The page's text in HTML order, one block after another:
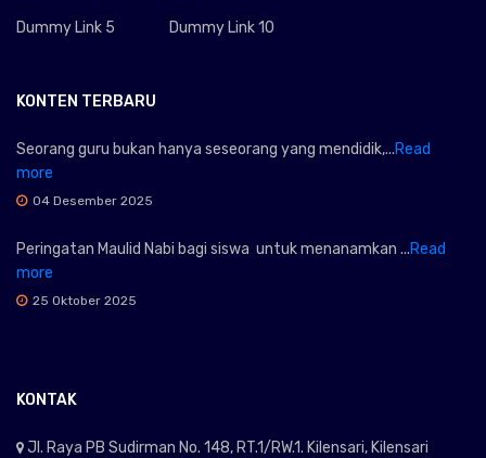
Dummy Link 5 Dummy Link 10
KONTEN TERBARU
Seorang guru bukan hanya seseorang yang mendidik,...Read
more
04 Desember 2025
Peringatan Maulid Nabi bagi siswa untuk menanamkan ...Read
more
25 Oktober 2025
KONTAK
Jl. Raya PB Sudirman No. 148, RT.1/RW.1. Kilensari, Kilensari